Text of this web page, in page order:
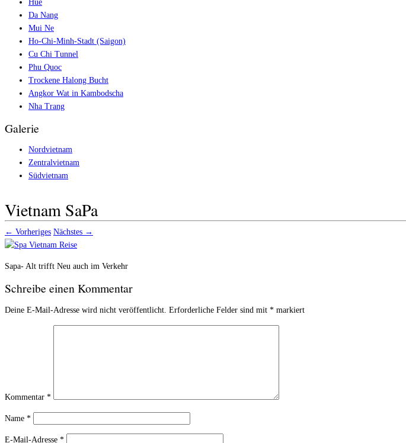
Hue
Da Nang
Mui Ne
Ho-Chi-Minh-Stadt (Saigon)
Cu Chi Tunnel
Phu Quoc
Trockene Halong Bucht
Angkor Wat in Kambodscha
Nha Trang
Galerie
Nordvietnam
Zentralvietnam
Südvietnam
Vietnam SaPa
← Vorheriges Nächstes →
Sapa- Alt trifft Neu auch im Verkehr
Schreibe einen Kommentar
Deine E-Mail-Adresse wird nicht veröffentlicht. Erforderliche Felder sind mit * markiert
Kommentar *
Name *
E-Mail-Adresse *